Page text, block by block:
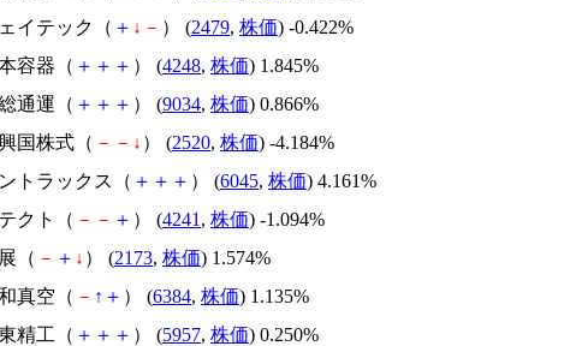
イテック（ ＋ ↓ － ） (2479, 株価) -0.422%
容器（ ＋ ＋ ＋ ） (4248, 株価) 1.845%
通運（ ＋ ＋ ＋ ） (9034, 株価) 0.866%
国株式（ － － ↓ ） (2520, 株価) -4.184%
トラックス（ ＋ ＋ ＋ ） (6045, 株価) 4.161%
クト（ － － ＋ ） (4241 , 株価) -1.094%
（ － ＋ ↓ ） (2173, 株価) 1.574%
真空（ － ↑ ＋ ） (6384, 株価) 1.135%
精工（ ＋ ＋ ＋ ） (5957, 株価) 0.250%